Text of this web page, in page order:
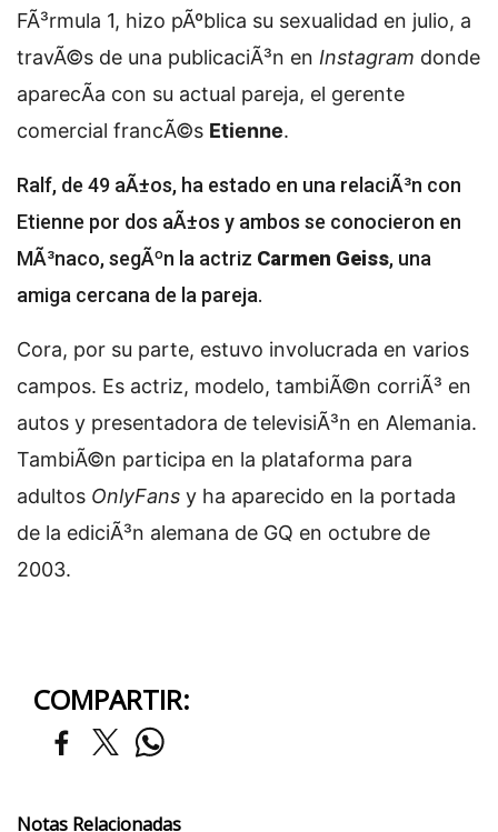
FÃ³rmula 1, hizo pÃºblica su sexualidad en julio, a
travÃ©s de una publicaciÃ³n en Instagram donde
aparecÃ­a con su actual pareja, el gerente
comercial francÃ©s Etienne.
Ralf, de 49 aÃ±os, ha estado en una relaciÃ³n con
Etienne por dos aÃ±os y ambos se conocieron en
MÃ³naco, segÃºn la actriz Carmen Geiss, una
amiga cercana de la pareja.
Cora, por su parte, estuvo involucrada en varios
campos. Es actriz, modelo, tambiÃ©n corriÃ³ en
autos y presentadora de televisiÃ³n en Alemania.
TambiÃ©n participa en la plataforma para
adultos OnlyFans y ha aparecido en la portada
de la ediciÃ³n alemana de GQ en octubre de
2003.
COMPARTIR:
Notas Relacionadas